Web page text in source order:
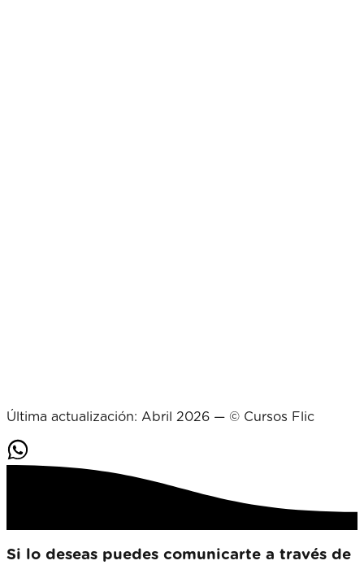
Última actualización: Abril 2026 — © Cursos Flic
Si lo deseas puedes comunicarte a través de